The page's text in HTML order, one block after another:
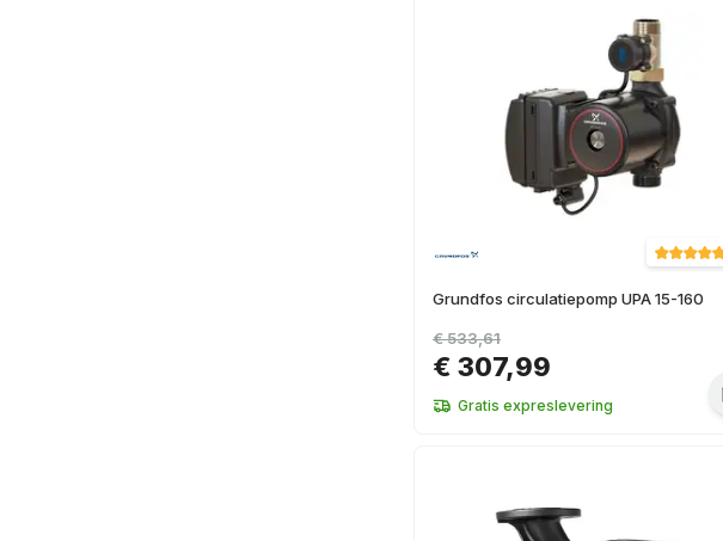
Grundfos circulatiepomp UPA 15-160
€ 307,99
€ 533,61
Gratis expreslevering